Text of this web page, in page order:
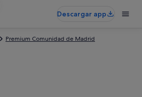
Descargar app
Premium Comunidad de Madrid